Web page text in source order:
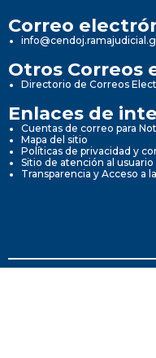
Correo
Otros Correos
Directorio de Correos
Enlaces de
Cuentas de correo para
Mapa del sitio
Políticas de privacidad y
Sitio de atención al usuario
Transparencia y Acceso a